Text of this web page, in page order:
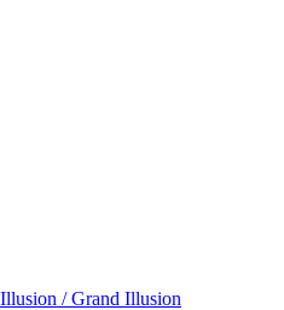
/ Grand Illusion